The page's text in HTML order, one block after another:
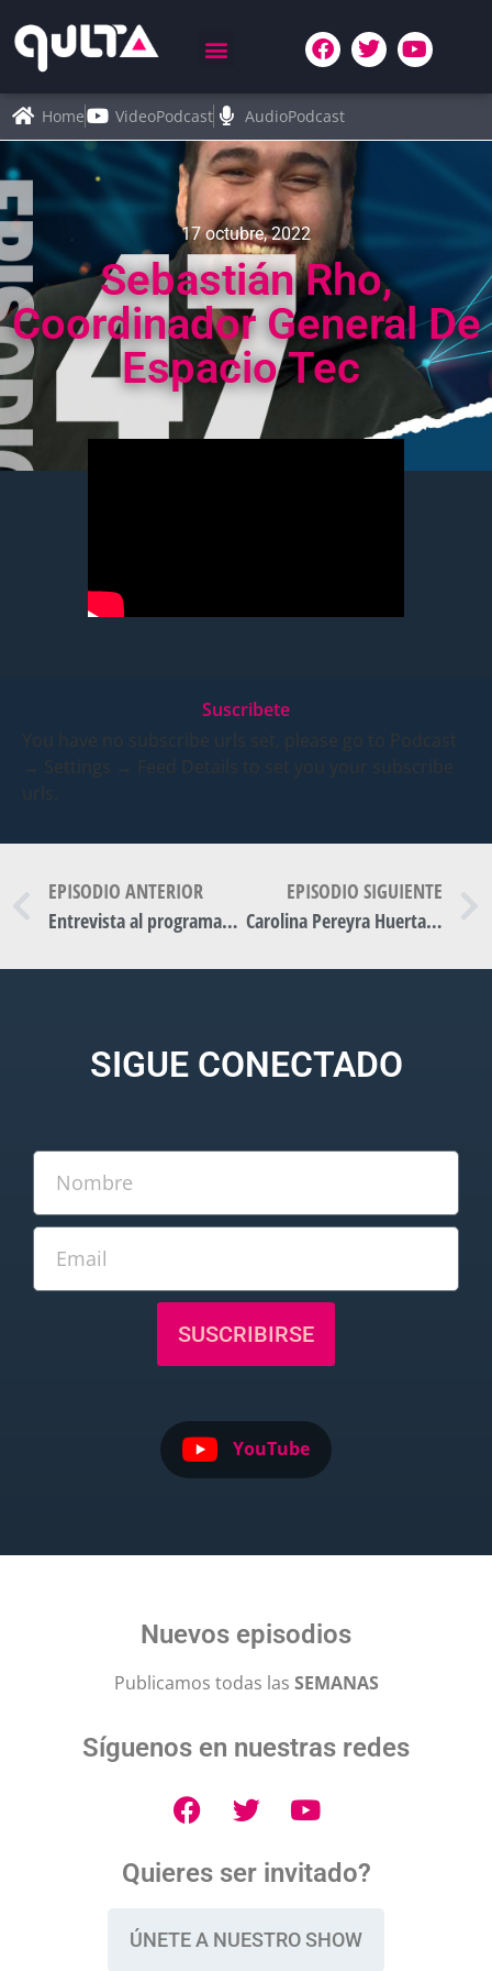
Home VideoPodcast AudioPodcast
17 octubre, 2022
Sebastián Rho,
Coordinador General De
Espacio Tec
Suscribete
You have no subscribe urls set, please go to Podcast
→ Settings → Feed Details to set you your subscribe
urls.
EPISODIO ANTERIOR
Entrevista al programador Pablo Barbero
EPISODIO SIGUIENTE
Carolina Pereyra Huertas de Espacio Tecno nos cuenta sobre el evento BAHIA TIP
SIGUE CONECTADO
SUSCRIBIRSE
YouTube
Nuevos episodios
Publicamos todas las SEMANAS
Síguenos en nuestras redes
Quieres ser invitado?
ÚNETE A NUESTRO SHOW